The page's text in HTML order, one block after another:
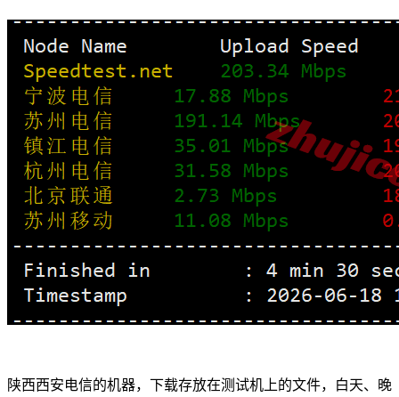
陕西西安电信的机器，下载存放在测试机上的文件，白天、晚